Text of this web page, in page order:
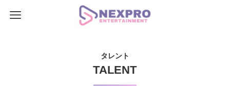
タレント
TALENT